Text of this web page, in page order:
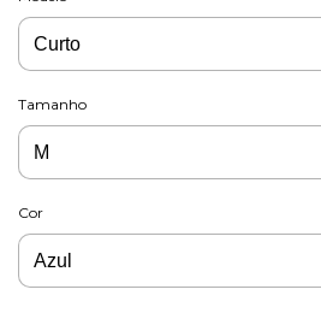
Tamanho
Cor